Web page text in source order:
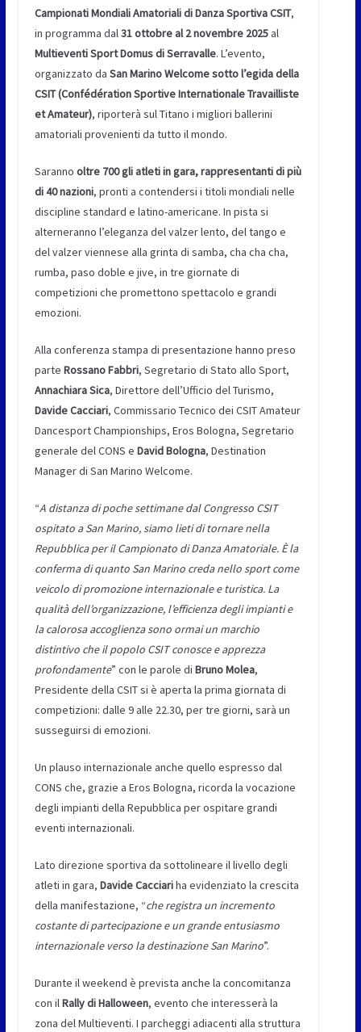
Campionati Mondiali Amatoriali di Danza Sportiva CSIT,
in programma dal31 ottobre al 2 novembre 2025al
Multieventi Sport Domus di Serravalle. L’evento,
organizzato da San Marino Welcome sotto l’egida della
CSIT (Confédération Sportive Internationale Travailliste
et Amateur), riporterà sul Titano i migliori ballerini
amatoriali provenienti da tutto il mondo.
Saranno oltre 700 gli atleti in gara, rappresentanti di più
di 40 nazioni, pronti a contendersi i titoli mondiali nelle
discipline standard e latino-americane. In pista si
alterneranno l’eleganza del valzer lento, del tango e
del valzer viennese alla grinta di samba, cha cha cha,
rumba, paso doble e jive, in tre giornate di
competizioni che promettono spettacolo e grandi
emozioni.
Alla conferenza stampa di presentazione hanno preso
parte Rossano Fabbri, Segretario di Stato allo Sport,
Annachiara Sica, Direttore dell’Ufficio del Turismo,
Davide Cacciari, Commissario Tecnico dei CSIT Amateur
Dancesport Championships, Eros Bologna, Segretario
generale del CONS e David Bologna, Destination
Manager di San Marino Welcome.
“A distanza di poche settimane dal Congresso CSIT
ospitato a San Marino, siamo lieti di tornare nella
Repubblica per il Campionato di Danza Amatoriale. È la
conferma di quanto San Marino creda nello sport come
veicolo di promozione internazionale e turistica. La
qualità dell’organizzazione, l’efficienza degli impianti e
la calorosa accoglienza sono ormai un marchio
distintivo che il popolo CSIT conosce e apprezza
profondamente” con le parole di Bruno Molea,
Presidente della CSIT si è aperta la prima giornata di
competizioni: dalle 9 alle 22.30, per tre giorni, sarà un
susseguirsi di emozioni.
Un plauso internazionale anche quello espresso dal
CONS che, grazie a Eros Bologna, ricorda la vocazione
degli impianti della Repubblica per ospitare grandi
eventi internazionali.
Lato direzione sportiva da sottolineare il livello degli
atleti in gara, Davide Cacciariha evidenziato la crescita
della manifestazione, “che registra un incremento
costante di partecipazione e un grande entusiasmo
internazionale verso la destinazione San Marino”.
Durante il weekend è prevista anche la concomitanza
con ilRally di Halloween, evento che interesserà la
zona del Multieventi. I parcheggi adiacenti alla struttura